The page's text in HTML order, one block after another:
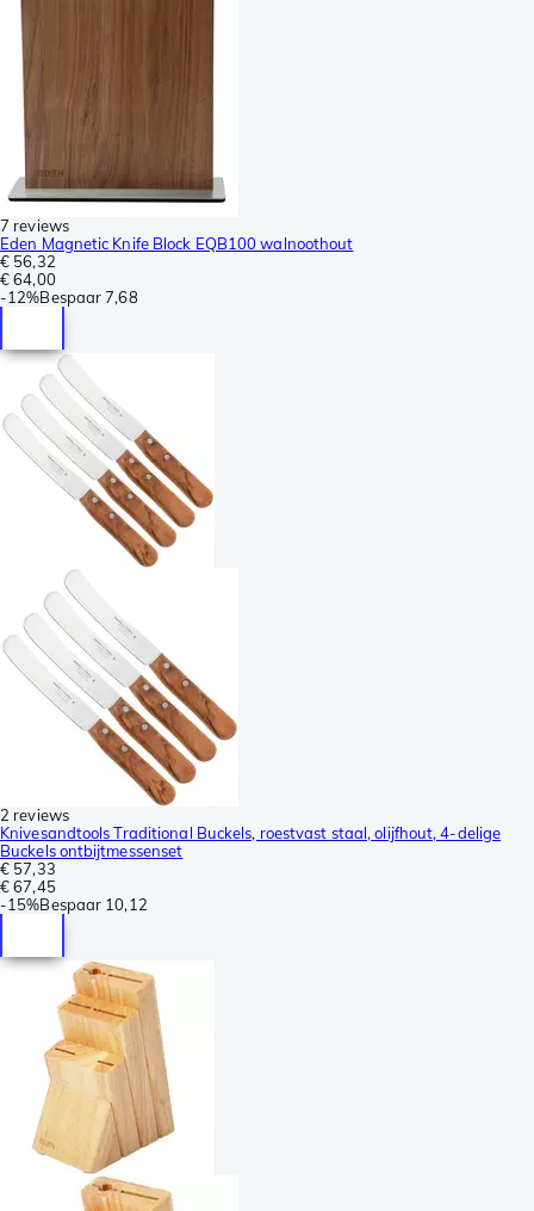
7 reviews
Eden Magnetic Knife Block EQB100 walnoothout
€ 56,32
€ 64,00
-12%Bespaar 7,68
2 reviews
Knivesandtools Traditional Buckels, roestvast staal, olijfhout, 4-delige
Buckels ontbijtmessenset
€ 57,33
€ 67,45
-15%Bespaar 10,12